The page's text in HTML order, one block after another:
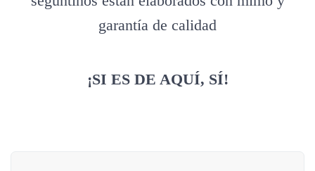
garantía de calidad
¡SI ES DE AQUÍ, SÍ!